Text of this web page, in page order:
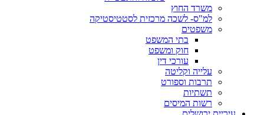
משרד החוץ
למ"ס- לשכה מרכזית לסטטיסטיקה
משפטים
בתי המשפט
חוק ומשפט
עורכי דין
עלייה וקליטה
תרבות וספורט
תשתיות
רשות המיסים